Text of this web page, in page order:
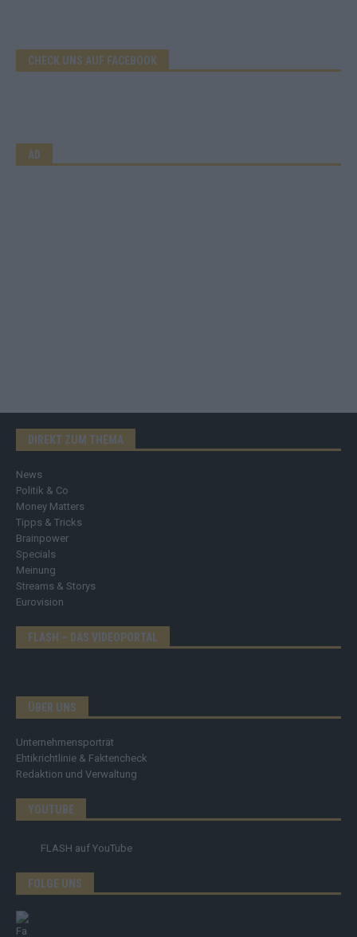
CHECK UNS AUF FACEBOOK
AD
DIREKT ZUM THEMA
News
Politik & Co
Money Matters
Tipps & Tricks
Brainpower
Specials
Meinung
Streams & Storys
Eurovision
FLASH – DAS VIDEOPORTAL
ÜBER UNS
Unternehmensporträt
Ehtikrichtlinie & Faktencheck
Redaktion und Verwaltung
YOUTUBE
FLASH auf YouTube
FOLGE UNS